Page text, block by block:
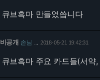
큐브흑마 만들었씁니다
비공개 손님 2018-05-21 19:42:31
큐브흑마 주요 카드들(서약